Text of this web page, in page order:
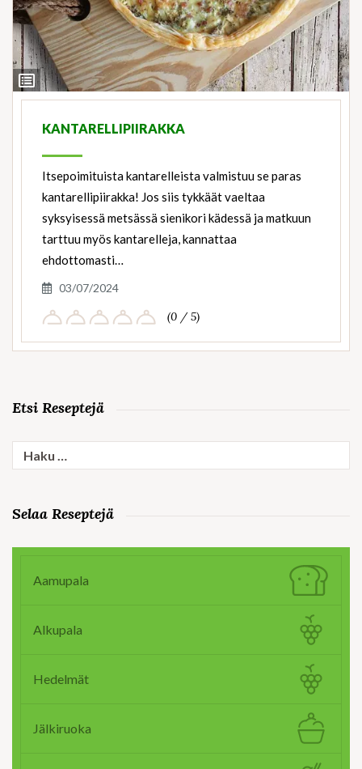
View
Ingredients
KANTARELLIPIIRAKKA
Itsepoimituista kantarelleista valmistuu se paras
kantarellipiirakka! Jos siis tykkäät vaeltaa
syksyisessä metsässä sienikori kädessä ja matkuun
tarttuu myös kantarelleja, kannattaa
ehdottomasti…
03/07/2024
(0 / 5)
Etsi Reseptejä
Selaa Reseptejä
Aamupala
Alkupala
Hedelmät
Jälkiruoka